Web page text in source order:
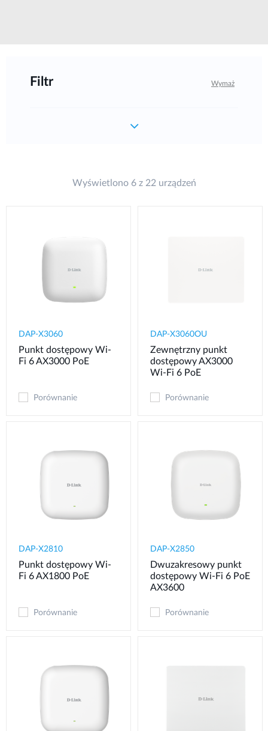
Filtr Wymaż
Wyświetlono 6 z 22 urządzeń
DAP-X3060
Punkt dostępowy Wi-
Fi 6 AX3000 PoE
Porównanie
DAP-X3060OU
Zewnętrzny punkt
dostępowy AX3000
Wi‑Fi 6 PoE
Porównanie
DAP-X2810
Punkt dostępowy Wi-
Fi 6 AX1800 PoE
Porównanie
DAP-X2850
Dwuzakresowy punkt
dostępowy Wi-Fi 6 PoE
AX3600
Porównanie